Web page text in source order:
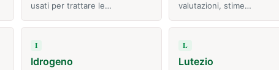
usati per trattare le…
valutazioni, stime…
I
Idrogeno
L
Lutezio